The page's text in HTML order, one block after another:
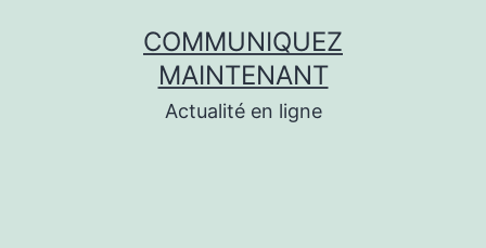
COMMUNIQUEZ
MAINTENANT
Actualité en ligne